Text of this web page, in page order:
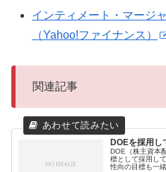
インティメート・マージ
（Yahoo!ファイナンス）
関連記事
DOEを採用し
DOE（株主資本
標として採用し
性向の目標も一